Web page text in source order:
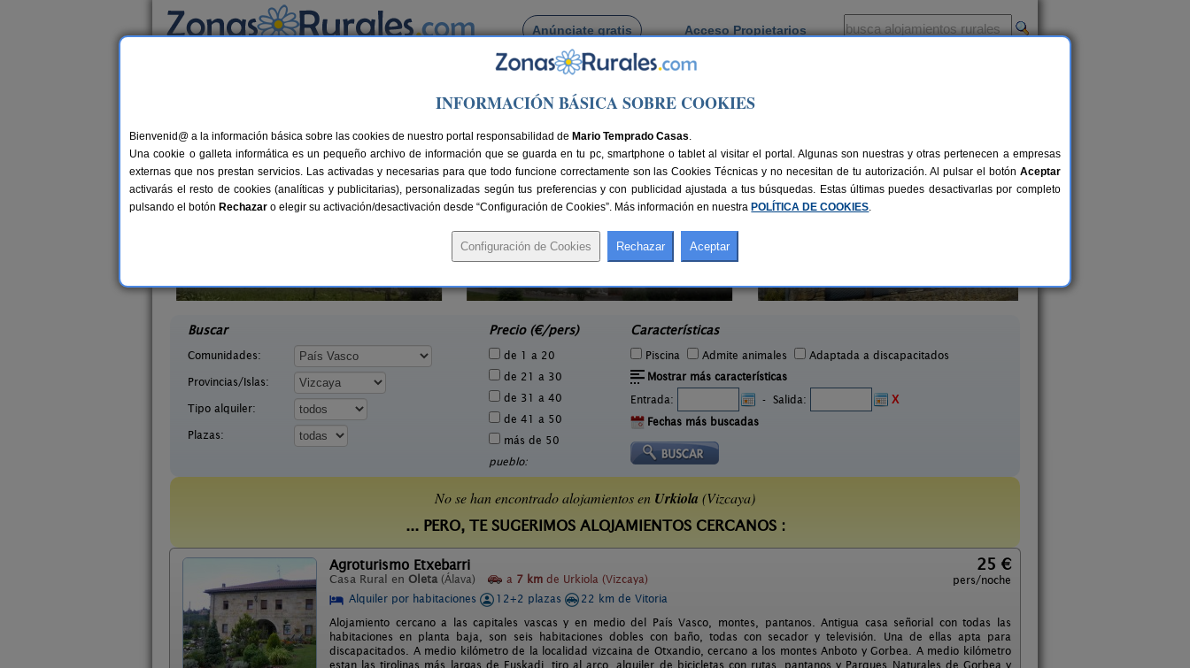
Anúnciate gratis Acceso Propietarios
Busca por pueblo
Casas Rurales cerca de Urkiola
29 €
Hotel Rural Natxiondo **
Buscar
Comunidades:
Provincias/Islas:
Tipo alquiler:
Plazas:
Precio (€/pers)
de 1 a 20
de 21 a 30
de 31 a 40
de 41 a 50
más de 50
pueblo:
Características
Piscina Admite animales
Adaptada a discapacitados
Mostrar más características
Entrada:
- Salida:
X
Fechas más buscadas
No se han encontrado alojamientos en Urkiola (Vizcaya)
... PERO, TE SUGERIMOS ALOJAMIENTOS CERCANOS :
Agroturismo Etxebarri
Casa Rural en Oleta (Álava) a 7 km de Urkiola (Vizcaya)
25 €
pers/noche
Alquiler por habitaciones
12+2 plazas
22 km de Vitoria
Alojamiento cercano a las capitales vascas y en medio del País Vasco, montes, pantanos. Antigua casa señorial con todas las
habitaciones en planta baja, son seis habitaciones dobles con baño, todas con secador y televisión. Una de ellas apta para
discapacitados. A medio kilómetro de la localidad vizcaina de Otxandio, cercano a los montes Anboto y Gorbea. A medio kilómetro
estan las tirolinas más largas de Euskadi, tiro al arco, alquiler de bicicletas con rutas, pantanos y Parques Naturales de Gorbea y
INFORMACIÓN BÁSICA SOBRE COOKIES
Bienvenid@ a la información básica sobre las cookies de nuestro portal responsabilidad de Mario Temprado Casas.
Una cookie o galleta informática es un pequeño archivo de información que se guarda en tu pc, smartphone o tablet al visitar el portal. Algunas son nuestras y otras pertenecen a empresas
externas que nos prestan servicios. Las activadas y necesarias para que todo funcione correctamente son las Cookies Técnicas y no necesitan de tu autorización. Al pulsar el botón Aceptar
activarás el resto de cookies (analíticas y publicitarias), personalizadas según tus preferencias y con publicidad ajustada a tus búsquedas. Estas últimas puedes desactivarlas por completo
pulsando el botón Rechazar o elegir su activación/desactivación desde “Configuración de Cookies”. Más información en nuestra POLÍTICA DE COOKIES.